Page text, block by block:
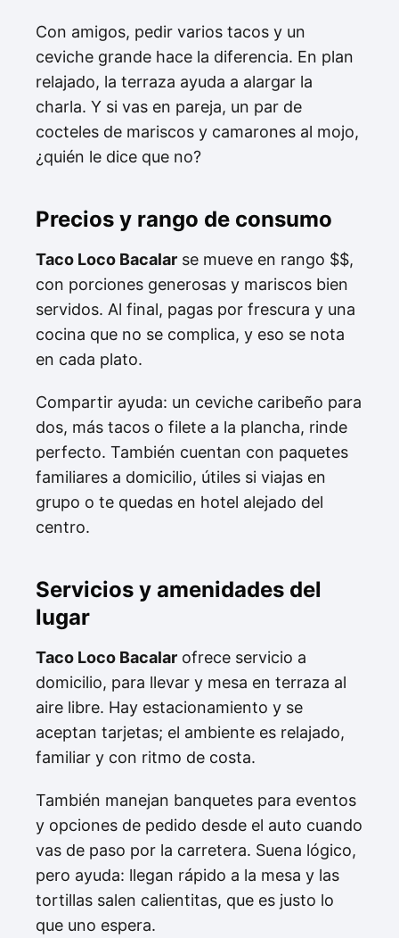
Con amigos, pedir varios tacos y un
ceviche grande hace la diferencia. En plan
relajado, la terraza ayuda a alargar la
charla. Y si vas en pareja, un par de
cocteles de mariscos y camarones al mojo,
¿quién le dice que no?
Precios y rango de consumo
Taco Loco Bacalar se mueve en rango $$,
con porciones generosas y mariscos bien
servidos. Al final, pagas por frescura y una
cocina que no se complica, y eso se nota
en cada plato.
Compartir ayuda: un ceviche caribeño para
dos, más tacos o filete a la plancha, rinde
perfecto. También cuentan con paquetes
familiares a domicilio, útiles si viajas en
grupo o te quedas en hotel alejado del
centro.
Servicios y amenidades del
lugar
Taco Loco Bacalar ofrece servicio a
domicilio, para llevar y mesa en terraza al
aire libre. Hay estacionamiento y se
aceptan tarjetas; el ambiente es relajado,
familiar y con ritmo de costa.
También manejan banquetes para eventos
y opciones de pedido desde el auto cuando
vas de paso por la carretera. Suena lógico,
pero ayuda: llegan rápido a la mesa y las
tortillas salen calientitas, que es justo lo
que uno espera.